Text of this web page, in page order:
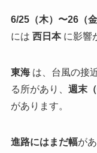
6/25（木）〜26（金
には 西日本に影響
東海は、台風の接
る所があり、 週末
があります。
進路にはまだ幅が